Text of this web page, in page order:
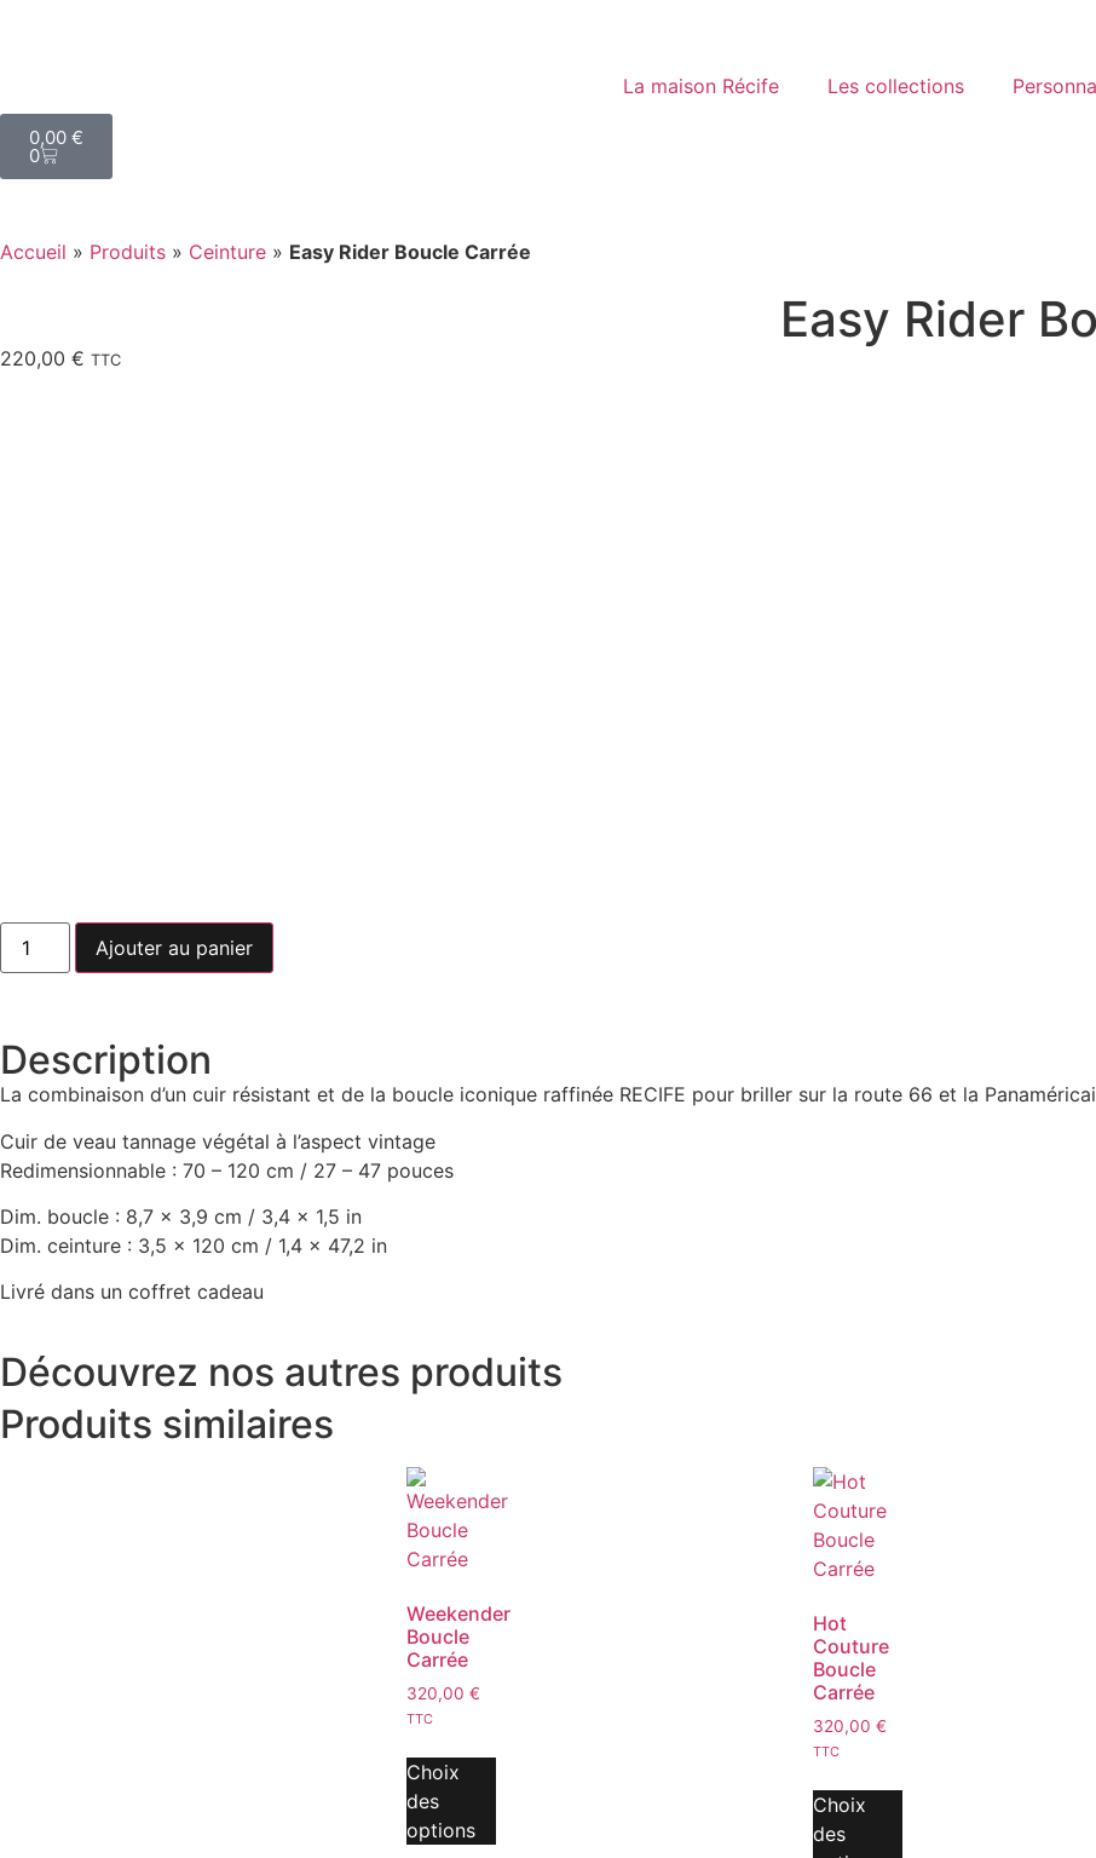
La maison Récife Les collections
0,00 €
0
Accueil » Produits » Ceinture » Easy Rider Boucle Carrée
Easy Rider
220,00 € TTC
Ajouter au panier
Description
La combinaison d’un cuir résistant et de la boucle iconique raffinée RECIFE pour briller sur la route 66 et la
Cuir de veau tannage végétal à l’aspect vintage
Redimensionnable : 70 – 120 cm / 27 – 47 pouces
Dim. boucle : 8,7 x 3,9 cm / 3,4 x 1,5 in
Dim. ceinture : 3,5 x 120 cm / 1,4 x 47,2 in
Livré dans un coffret cadeau
Découvrez nos autres produits
Produits similaires
Weekender
Boucle
Carrée
320,00 €
TTC
Choix
des
options
Hot
Couture
Boucle
Carrée
320,00 €
TTC
Choix
des